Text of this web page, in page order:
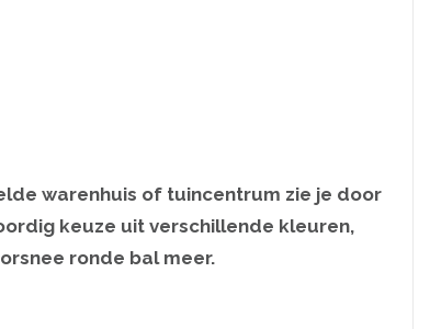
warenhuis of tuincentrum zie je door
keuze uit verschillende kleuren,
ronde bal meer.